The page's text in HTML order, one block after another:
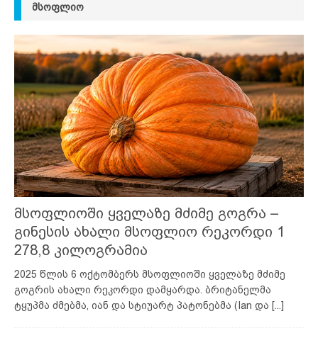
ᲛᲡᲝᲤᲚᲘᲝ
მსოფლიოში ყველაზე მძიმე გოგრა –
გინესის ახალი მსოფლიო რეკორდი 1
278,8 კილოგრამია
2025 წლის 6 ოქტომბერს მსოფლიოში ყველაზე მძიმე
გოგრის ახალი რეკორდი დამყარდა. ბრიტანელმა
ტყუპმა ძმებმა, იან და სტიუარტ პატონებმა (Ian და [...]